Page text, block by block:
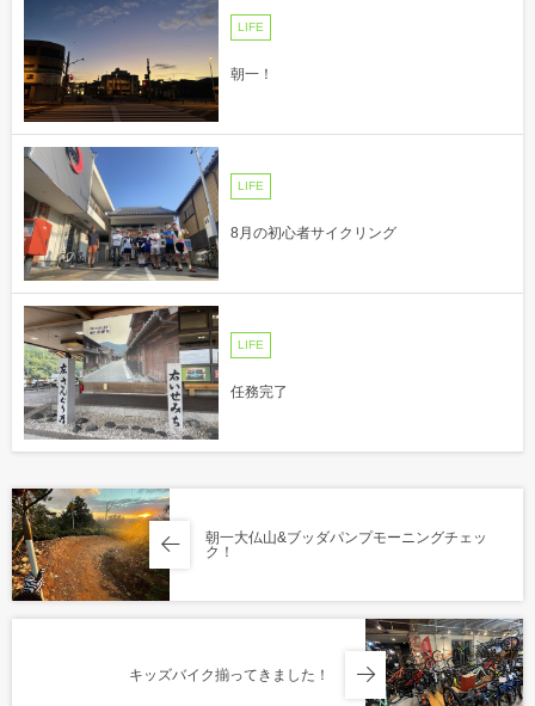
LIFE
朝一！
LIFE
8月の初心者サイクリング
LIFE
任務完了
朝一大仏山&ブッダパンプモーニングチェッ
ク！
キッズバイク揃ってきました！